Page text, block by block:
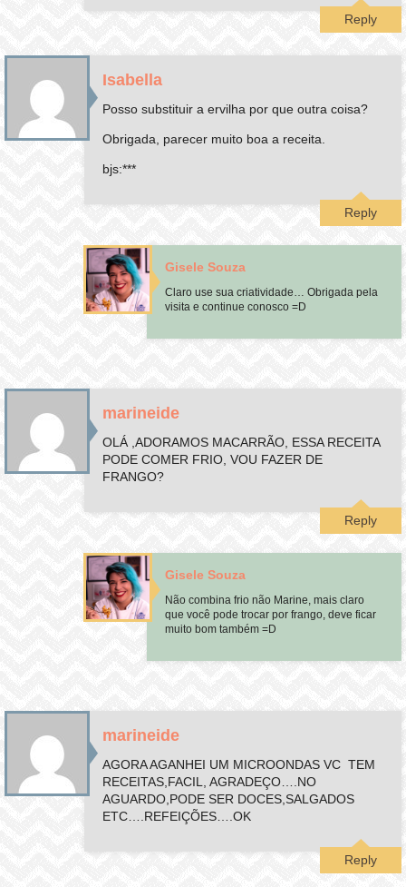
Reply
Isabella
Posso substituir a ervilha por que outra coisa?
Obrigada, parecer muito boa a receita.
bjs:***
Reply
Gisele Souza
Claro use sua criatividade… Obrigada pela
visita e continue conosco =D
marineide
OLÁ ,ADORAMOS MACARRÃO, ESSA RECEITA
PODE COMER FRIO, VOU FAZER DE
FRANGO?
Reply
Gisele Souza
Não combina frio não Marine, mais claro
que você pode trocar por frango, deve ficar
muito bom também =D
marineide
AGORA AGANHEI UM MICROONDAS VC TEM
RECEITAS,FACIL, AGRADEÇO….NO
AGUARDO,PODE SER DOCES,SALGADOS
ETC….REFEIÇÕES….OK
Reply